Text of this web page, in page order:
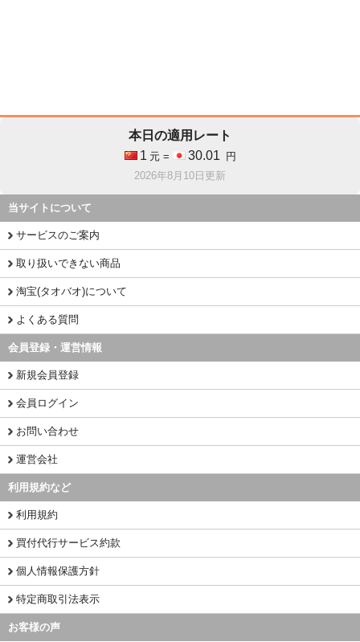
本日の適用レート
1 元 = 30.01
円
2026年8月10日更新
当サイトについて
サービスのご案内
取り扱いできない商品
淘宝(タオバオ)について
よくある質問
会員登録・運営情報
新規会員登録
会員ログイン
お問い合わせ
運営会社
利用規約など
利用規約
買付代行サービス約款
個人情報保護方針
特定商取引法表示
お客様の声